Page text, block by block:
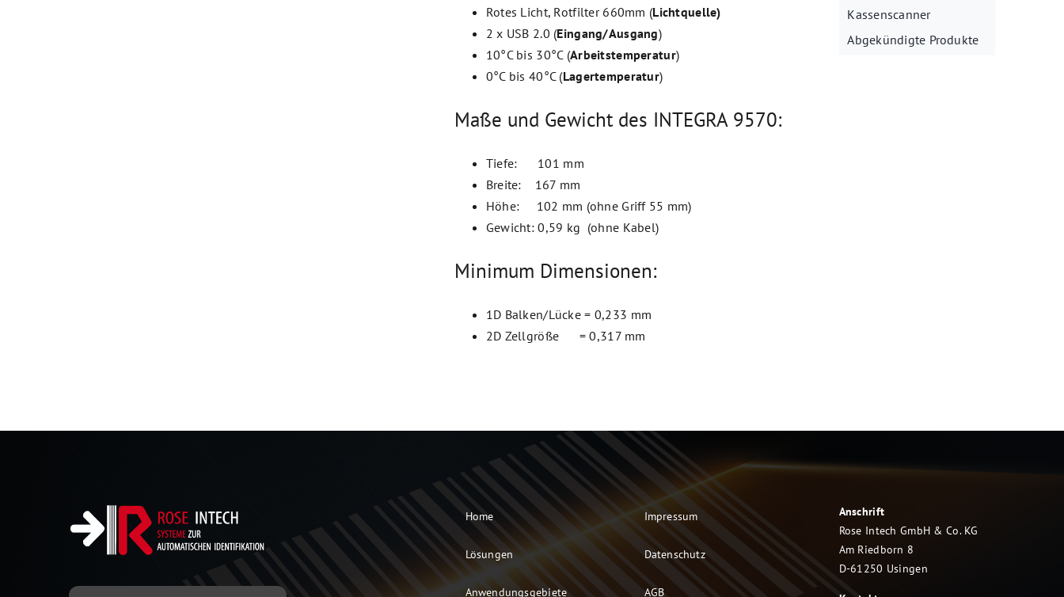
Rotes Licht, Rotfilter 660mm (Lichtquelle)
2 x USB 2.0 (Eingang/Ausgang)
10°C bis 30°C (Arbeitstemperatur)
0°C bis 40°C (Lagertemperatur)
Maße und Gewicht des INTEGRA 9570:
Tiefe: 101 mm
Breite: 167 mm
Höhe: 102 mm (ohne Griff 55 mm)
Gewicht: 0,59 kg (ohne Kabel)
Minimum Dimensionen:
1D Balken/Lücke = 0,233 mm
2D Zellgröße = 0,317 mm
Kassenscanner
Abgekündigte Produkte
Home
Lösungen
Anwendungsgebiete
Impressum
Datenschutz
AGB
Anschrift
Rose Intech GmbH & Co. KG
Am Riedborn 8
D-61250 Usingen